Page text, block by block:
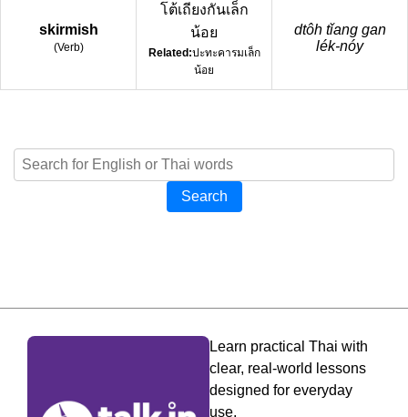
skirmish
(Verb)
โต้เถียงกันเล็ก
น้อย
Related:ปะทะคารมเล็ก
น้อย
dtôh tǐang gan
lék-nóy
Search
Learn practical Thai with
clear, real-world lessons
designed for everyday
use.